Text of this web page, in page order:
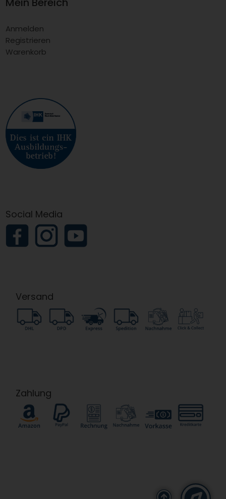
Anmelden
Registrieren
Warenkorb
Social Media
Versand
Zahlung